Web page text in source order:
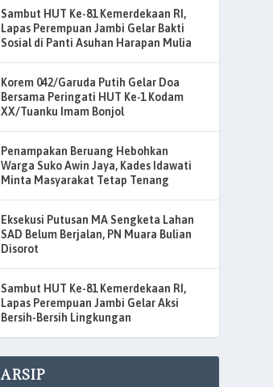
Sambut HUT Ke-81 Kemerdekaan RI,
Lapas Perempuan Jambi Gelar Bakti
Sosial di Panti Asuhan Harapan Mulia
Korem 042/Garuda Putih Gelar Doa
Bersama Peringati HUT Ke-1 Kodam
XX/Tuanku Imam Bonjol
Penampakan Beruang Hebohkan
Warga Suko Awin Jaya, Kades Idawati
Minta Masyarakat Tetap Tenang
Eksekusi Putusan MA Sengketa Lahan
SAD Belum Berjalan, PN Muara Bulian
Disorot
Sambut HUT Ke-81 Kemerdekaan RI,
Lapas Perempuan Jambi Gelar Aksi
Bersih-Bersih Lingkungan
ARSIP